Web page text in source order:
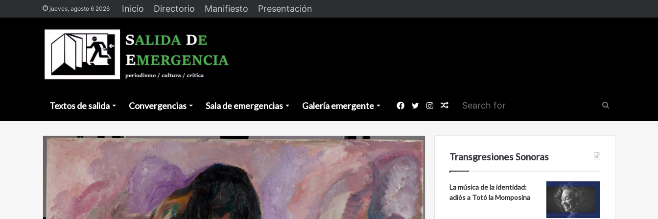
jueves, agosto 6 2026 Inicio Directorio Manifiesto Presentación
Textos de salida Convergencias Sala de emergencias Galería emergente
for
Random
Article
Instagram
Twitter
Facebook
Transgresiones Sonoras
La música de la identidad:
adiós a Totó la Momposina